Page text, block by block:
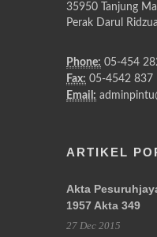
35950 Tanjung
Perak Darul
Phone: 05-454
Fax: 05-4542 837
Email:
ARTIKEL
Akta
1957 Akta 349
27 Dec 2015